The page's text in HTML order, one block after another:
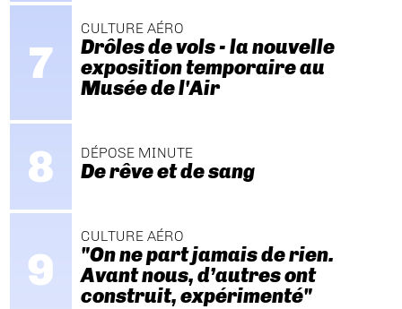
CULTURE AÉRO
Drôles de vols - la nouvelle
exposition temporaire au
Musée de l'Air
DÉPOSE MINUTE
De rêve et de sang
CULTURE AÉRO
"On ne part jamais de rien.
Avant nous, d’autres ont
construit, expérimenté"